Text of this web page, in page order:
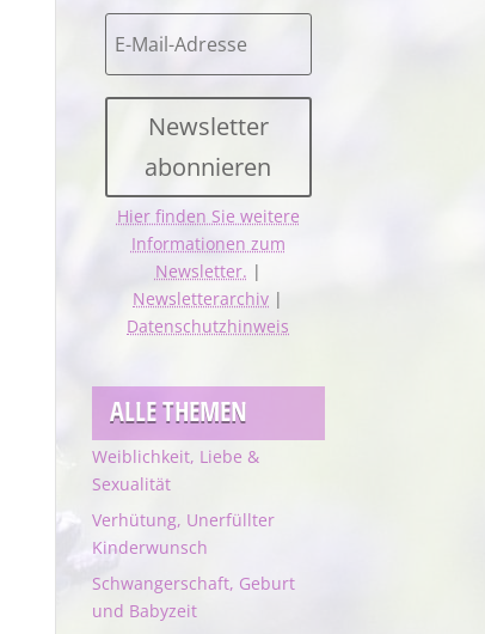
Newsletter
abonnieren
Hier finden Sie weitere
Informationen zum
Newsletter. |
Newsletterarchiv |
Datenschutzhinweis
ALLE THEMEN
Weiblichkeit, Liebe &
Sexualität
Verhütung, Unerfüllter
Kinderwunsch
Schwangerschaft, Geburt
und Babyzeit